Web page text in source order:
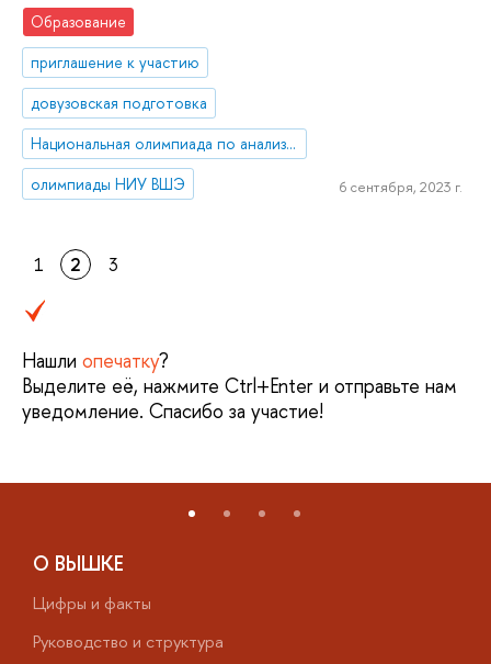
Образование
приглашение к участию
довузовская подготовка
Национальная олимпиада по анализу данных «DANO»
олимпиады НИУ ВШЭ
6 сентября, 2023 г.
1 2 3
Нашли опечатку?
Выделите её, нажмите Ctrl+Enter и отправьте нам
уведомление. Спасибо за участие!
О ВЫШКЕ
Цифры и факты
Руководство и структура